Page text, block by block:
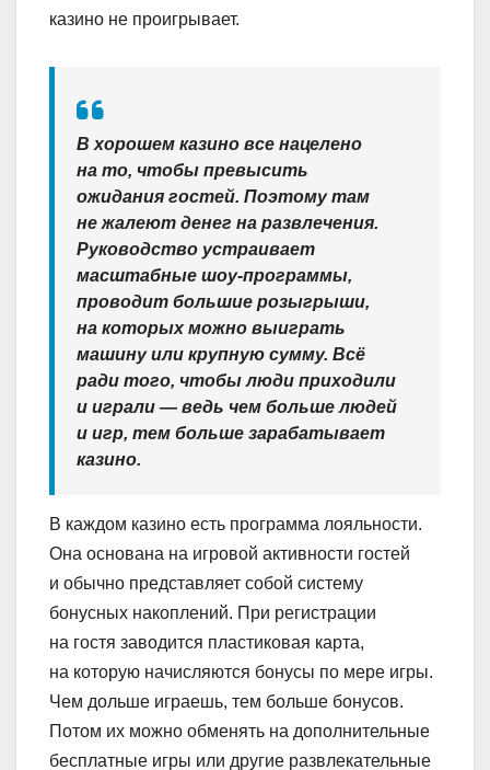
казино не проигрывает.
В хорошем казино все нацелено
на то, чтобы превысить
ожидания гостей. Поэтому там
не жалеют денег на развлечения.
Руководство устраивает
масштабные шоу-программы,
проводит большие розыгрыши,
на которых можно выиграть
машину или крупную сумму. Всё
ради того, чтобы люди приходили
и играли — ведь чем больше людей
и игр, тем больше зарабатывает
казино.
В каждом казино есть программа лояльности.
Она основана на игровой активности гостей
и обычно представляет собой систему
бонусных накоплений. При регистрации
на гостя заводится пластиковая карта,
на которую начисляются бонусы по мере игры.
Чем дольше играешь, тем больше бонусов.
Потом их можно обменять на дополнительные
бесплатные игры или другие развлекательные